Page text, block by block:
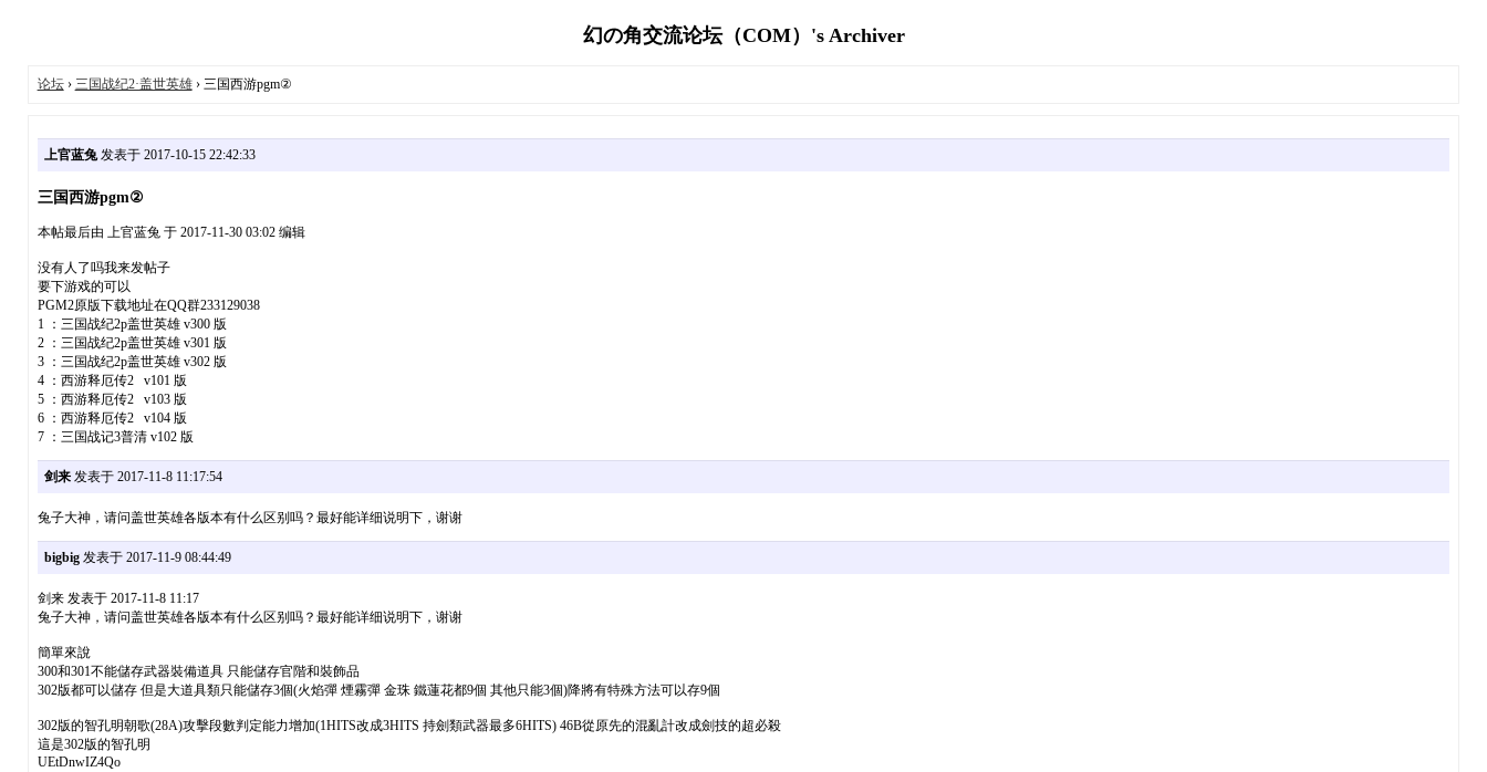
幻の角交流论坛（COM）'s Archiver
论坛› 三国战纪2·盖世英雄› 三国西游pgm②
上官蓝兔发表于 2017-10-15 22:42:33
三国西游pgm②
本帖最后由 上官蓝兔 于 2017-11-30 03:02 编辑
没有人了吗我来发帖子
要下游戏的可以
PGM2原版下载地址在QQ群233129038
1 ：三国战纪2p盖世英雄 v300 版
2 ：三国战纪2p盖世英雄 v301 版
3 ：三国战纪2p盖世英雄 v302 版
4 ：西游释厄传2 v101 版
5 ：西游释厄传2 v103 版
6 ：西游释厄传2 v104 版
7 ：三国战记3普清 v102 版
剑来发表于 2017-11-8 11:17:54
兔子大神，请问盖世英雄各版本有什么区别吗？最好能详细说明下，谢谢
bigbig发表于 2017-11-9 08:44:49
剑来 发表于 2017-11-8 11:17
兔子大神，请问盖世英雄各版本有什么区别吗？最好能详细说明下，谢谢
簡單來說
300和301不能儲存武器裝備道具 只能儲存官階和裝飾品
302版都可以儲存 但是大道具類只能儲存3個(火焰彈 煙霧彈 金珠 鐵蓮花都9個 其他只能3個)降將有特殊方法可以存9個
302版的智孔明朝歌(28A)攻擊段數判定能力增加(1HITS改成3HITS 持劍類武器最多6HITS) 46B從原先的混亂計改成劍技的超必殺
這是302版的智孔明
UEtDnwIZ4Qo